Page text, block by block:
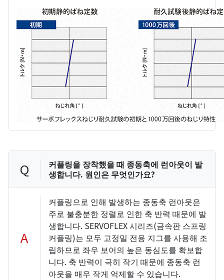
Q
커플링을 장착했을 때 종동축에 런아웃이 발
생합니다. 원인은 무엇인가요?
A
커플링으로 인해 발생하는 종동축 런아웃은
주로 불충분한 정렬로 인한 축 반력 때문에 발
생합니다. SERVOFLEX 시리즈(금속판 스프링
커플링)는 모두 고정밀 전용 지그를 사용해 조
립하므로 좌우 보어의 높은 동심도를 확보합
니다. 축 반력이 극히 작기 때문에 종동축 런
아웃을 매우 작게 억제할 수 있습니다.